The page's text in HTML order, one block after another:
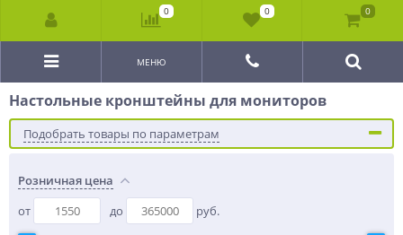
МЕНЮ
Настольные кронштейны для мониторов
Подобрать товары по параметрам
Розничная цена
от
до руб.
0 0 0